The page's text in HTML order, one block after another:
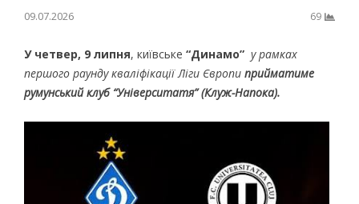
09.07.2026 69
У четвер, 9 липня, київське “Динамо” у рамках
першого раунду кваліфікації Ліги Європи прийматиме
румунський клуб “Університатя” (Клуж-Напока).